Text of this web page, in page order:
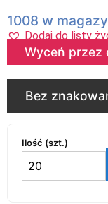
1008 w
Dodaj do listy
Wyceń przez
Bez
Ilość (szt.)